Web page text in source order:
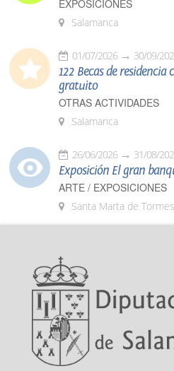
EXPOSICIONES
Salamanca
01/07/2026 30/09/
122 Becas de
gratuito
OTRAS ACTIVIDADES
Salamanca
26/06/2026 31/08/
Exposición El gran
ARTE / EXPOSICIONES
Santa Marta de Tormes